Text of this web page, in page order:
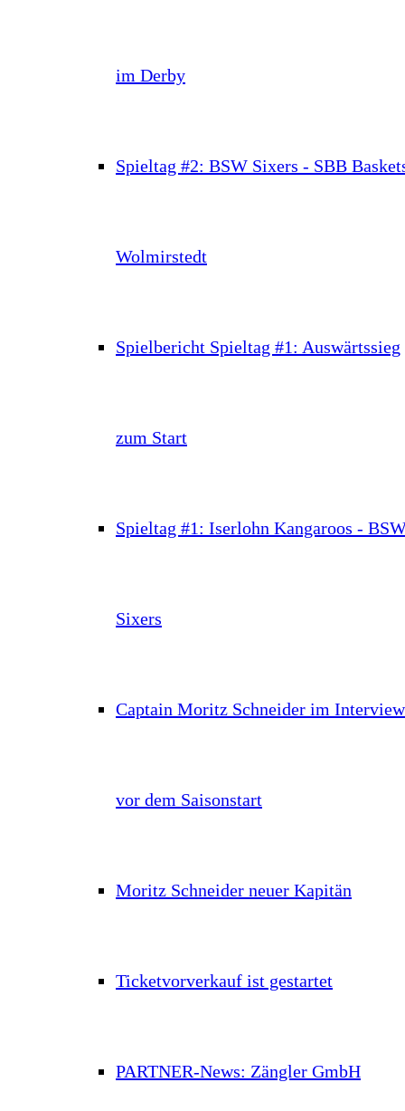
im Derby
Spieltag #2: BSW Sixers - SBB
Wolmirstedt
Spielbericht Spieltag #1: Auswärtssieg
zum Start
Spieltag #1: Iserlohn Kangaroos -
Sixers
Captain Moritz Schneider im Interview
vor dem Saisonstart
Moritz Schneider neuer Kapitän
Ticketvorverkauf ist gestartet
PARTNER-News: Zängler GmbH